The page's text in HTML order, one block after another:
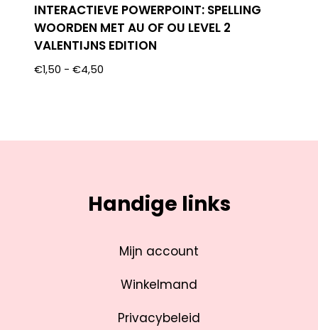
INTERACTIEVE POWERPOINT: SPELLING
WOORDEN MET AU OF OU LEVEL 2
VALENTIJNS EDITION
€1,50 - €4,50
Handige links
Mijn account
Winkelmand
Privacybeleid